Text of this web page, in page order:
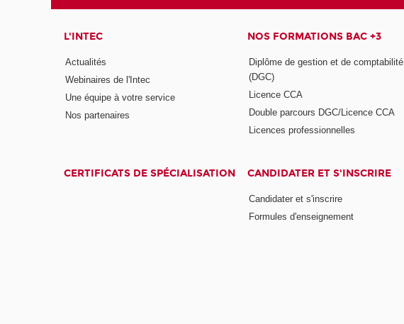
L'INTEC
Actualités
Webinaires de l'Intec
Une équipe à votre service
Nos partenaires
NOS FORMATIONS BAC +3
Diplôme de gestion et de comptabilité
(DGC)
Licence CCA
Double parcours DGC/Licence CCA
Licences professionnelles
CERTIFICATS DE SPÉCIALISATION CANDIDATER ET S'INSCRIRE
Candidater et s'inscrire
Formules d'enseignement